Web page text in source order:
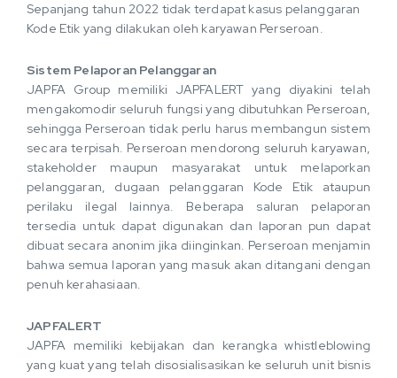
Sepanjang tahun 2022 tidak terdapat kasus pelanggaran
Kode Etik yang dilakukan oleh karyawan Perseroan.
Sistem Pelaporan Pelanggaran
JAPFA Group memiliki JAPFALERT yang diyakini telah
mengakomodir seluruh fungsi yang dibutuhkan Perseroan,
sehingga Perseroan tidak perlu harus membangun sistem
secara terpisah. Perseroan mendorong seluruh karyawan,
stakeholder maupun masyarakat untuk melaporkan
pelanggaran, dugaan pelanggaran Kode Etik ataupun
perilaku ilegal lainnya. Beberapa saluran pelaporan
tersedia untuk dapat digunakan dan laporan pun dapat
dibuat secara anonim jika diinginkan. Perseroan menjamin
bahwa semua laporan yang masuk akan ditangani dengan
penuh kerahasiaan.
JAPFALERT
JAPFA memiliki kebijakan dan kerangka whistleblowing
yang kuat yang telah disosialisasikan ke seluruh unit bisnis